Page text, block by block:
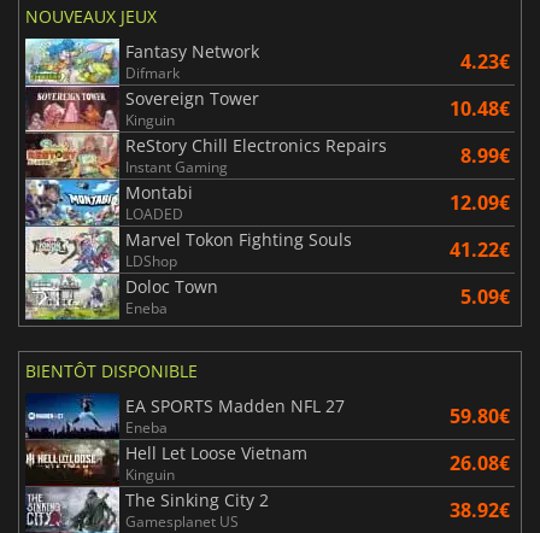
NOUVEAUX JEUX
Fantasy Network
Difmark 4.23€
Sovereign Tower
Kinguin 10.48€
ReStory Chill Electronics Repairs
Instant Gaming 8.99€
Montabi
LOADED 12.09€
Marvel Tokon Fighting Souls
LDShop 41.22€
Doloc Town
Eneba 5.09€
BIENTÔT DISPONIBLE
EA SPORTS Madden NFL 27
Eneba 59.80€
Hell Let Loose Vietnam
Kinguin 26.08€
The Sinking City 2
Gamesplanet US 38.92€